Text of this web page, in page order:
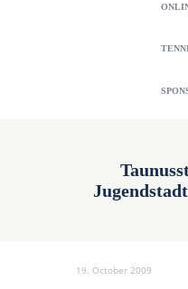
19. October 2009